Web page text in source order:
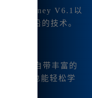
Midjourney V6.1以
到最前沿的技术。
中文版自带丰富的
基础，也能轻松学